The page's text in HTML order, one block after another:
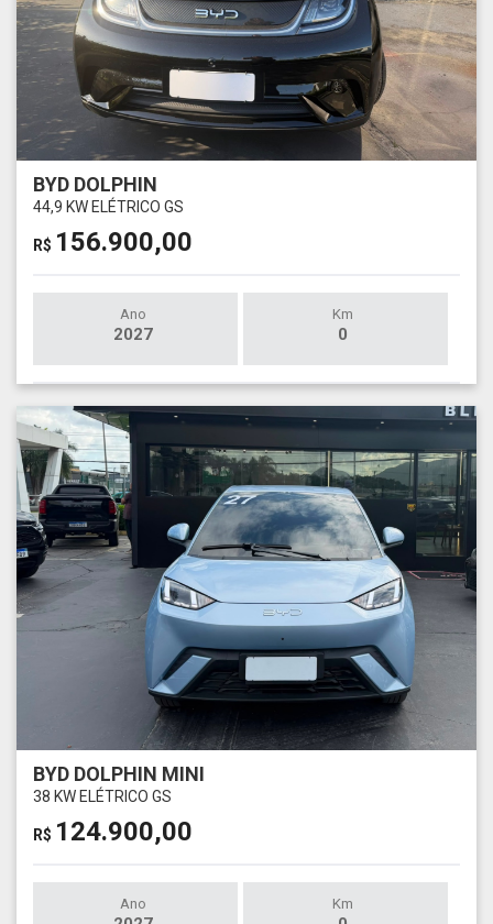
BYD DOLPHIN
44,9 KW ELÉTRICO GS
R$ 156.900,00
Ano
2027
Km
0
BYD DOLPHIN MINI
38 KW ELÉTRICO GS
R$ 124.900,00
Ano Km